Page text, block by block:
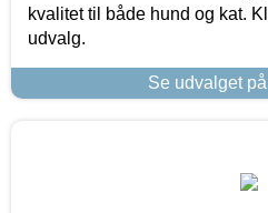
kvalitet til både hund og kat.
udvalg.
Se udvalget